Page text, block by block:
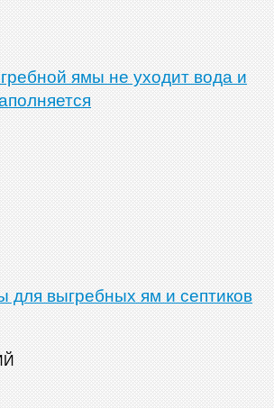
ямы не уходит вода и
для выгребных ям и септиков